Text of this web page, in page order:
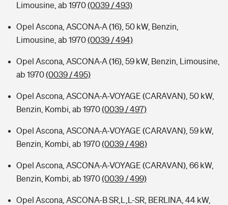
Limousine, ab 1970(0039 / 493)
Opel Ascona, ASCONA-A (16), 50 kW, Benzin,
Limousine, ab 1970(0039 / 494)
Opel Ascona, ASCONA-A (16), 59 kW, Benzin, Limousine,
ab 1970(0039 / 495)
Opel Ascona, ASCONA-A-VOYAGE (CARAVAN), 50 kW,
Benzin, Kombi, ab 1970(0039 / 497)
Opel Ascona, ASCONA-A-VOYAGE (CARAVAN), 59 kW,
Benzin, Kombi, ab 1970(0039 / 498)
Opel Ascona, ASCONA-A-VOYAGE (CARAVAN), 66 kW,
Benzin, Kombi, ab 1970(0039 / 499)
Opel Ascona, ASCONA-B SR,L,L-SR, BERLINA, 44 kW,